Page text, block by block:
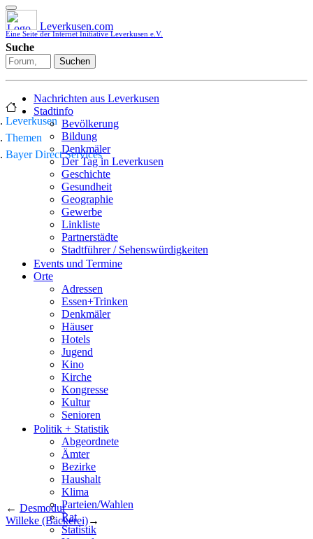
Leverkusen.com
Eine Seite der Internet Initiative Leverkusen e.V.
Suche
Suchen
Nachrichten aus Leverkusen
Stadtinfo
Bevölkerung
Bildung
Denkmäler
Der Tag in Leverkusen
Geschichte
Gesundheit
Geographie
Gewerbe
Linkliste
Partnerstädte
Stadtführer / Sehenswürdigkeiten
Stadtplan
Sport
Who is who
Wohnen
Events und Termine
Orte
Adressen
Essen+Trinken
Denkmäler
Häuser
Hotels
Jugend
Kino
Kirche
Kongresse
Kultur
Senioren
Stadtführer
Straßen
Politik + Statistik
Abgeordnete
Ämter
Bezirke
Haushalt
Klima
Parteien/Wahlen
Rat
Statistik
Leverkusen
Themen
Bayer Direct Services
← Desmodur
Willeke (Bäckerei)→